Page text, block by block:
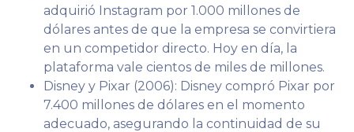
adquirió Instagram por 1.000 millones de
dólares antes de que la empresa se convirtiera
en un competidor directo. Hoy en día, la
plataforma vale cientos de miles de millones.
Disney y Pixar (2006): Disney compró Pixar por
7.400 millones de dólares en el momento
adecuado, asegurando la continuidad de su